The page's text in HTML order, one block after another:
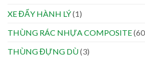
XE ĐẨY HÀNH LÝ(1)
THÙNG RÁC NHỰA COMPOSITE
THÙNG ĐỰNG DÙ(3)